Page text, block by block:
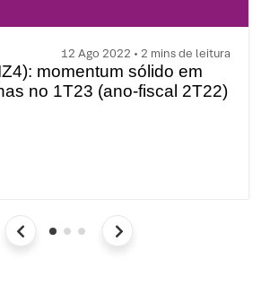
12 Ago 2022 • 2 mins de leitura
momentum sólido em
no 1T23 (ano-fiscal 2T22)